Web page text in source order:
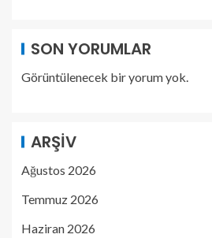
SON YORUMLAR
Görüntülenecek bir yorum yok.
ARŞIV
Ağustos 2026
Temmuz 2026
Haziran 2026